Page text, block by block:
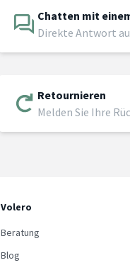
Chatten mit
Direkte Antwort
Retournieren
Melden Sie Ihre
Volero
Beratung
Blog